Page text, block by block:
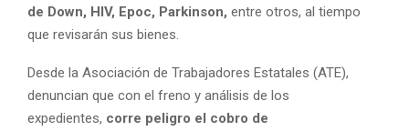
de Down, HIV, Epoc, Parkinson, entre otros, al tiempo
que revisarán sus bienes.
Desde la Asociación de Trabajadores Estatales (ATE),
denuncian que con el freno y análisis de los
expedientes, corre peligro el cobro de